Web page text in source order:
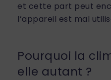
et cette part peut
l’appareil est mal
Pourquoi la
elle autant ?